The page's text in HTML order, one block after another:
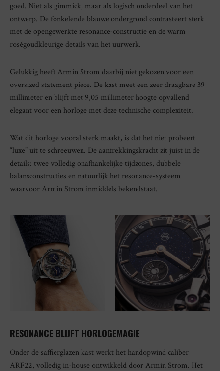
goed. Niet als gimmick, maar als logisch onderdeel van het
ontwerp. De fonkelende blauwe ondergrond contrasteert sterk
met de opengewerkte resonance-constructie en de warm
roségoudkleurige details van het uurwerk.
Gelukkig heeft Armin Strom daarbij niet gekozen voor een
oversized statement piece. De kast meet een zeer draagbare 39
millimeter en blijft met 9,05 millimeter hoogte opvallend
elegant voor een horloge met deze technische complexiteit.
Wat dit horloge vooral sterk maakt, is dat het niet probeert
“luxe” uit te schreeuwen. De aantrekkingskracht zit juist in de
details: twee volledig onafhankelijke tijdzones, dubbele
balansconstructies en natuurlijk het resonance-systeem
waarvoor Armin Strom inmiddels bekendstaat.
RESONANCE BLIJFT HORLOGEMAGIE
Onder de saffierglazen kast werkt het handopwind caliber
ARF22, volledig in-house ontwikkeld door Armin Strom. Het